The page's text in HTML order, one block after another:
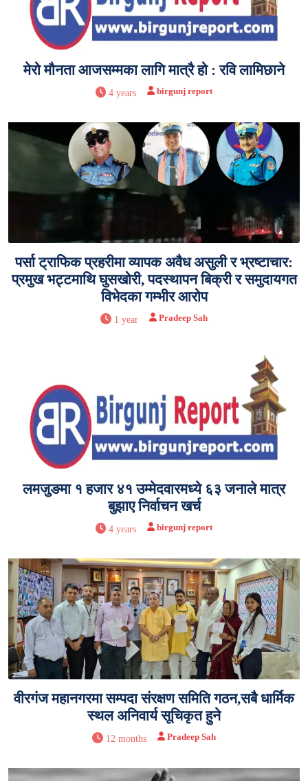
मेरो मौनता आजसम्मका लागि मात्रै हो : रवि लामिछाने
4 years birgunj report
पर्सा ट्राफिक प्रहरीमा व्यापक अवैध असुली र भ्रष्टाचार:
प्रमुख भट्टमाथि घुसखोरी, पदस्थापन बिक्री र समुदायगत
विभेदका गम्भीर आरोप
1 year Pradeep Sah
लमजुङमा १ हजार ४१ उम्मेदवारमध्ये ६३ जनाले मात्र
बुझाए निर्वाचन खर्च
4 years birgunj report
वीरगंज महानगरमा सम्पदा संरक्षण समिति गठन,सबै धार्मिक
स्थल अनिवार्य सूचिकृत हुने
12 months Pradeep Sah